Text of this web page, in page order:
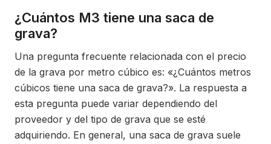
¿Cuántos M3 tiene una saca de
grava?
Una pregunta frecuente relacionada con el precio
de la grava por metro cúbico es: «¿Cuántos metros
cúbicos tiene una saca de grava?». La respuesta a
esta pregunta puede variar dependiendo del
proveedor y del tipo de grava que se esté
adquiriendo. En general, una saca de grava suele